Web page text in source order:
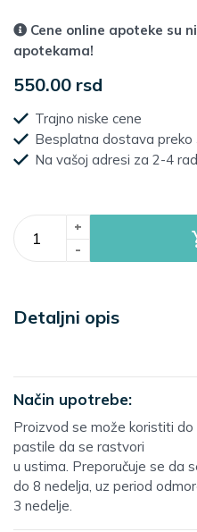
Cene online apoteke su
apotekama!
550.00 rsd
Trajno niske cene
Besplatna dostava preko
Na vašoj adresi za 2-4
+
-
Detaljni opis
Način upotrebe:
Proizvod se može koristiti
pastile da se rastvori
u ustima. Preporučuje se da
do 8 nedelja, uz period
3 nedelje.